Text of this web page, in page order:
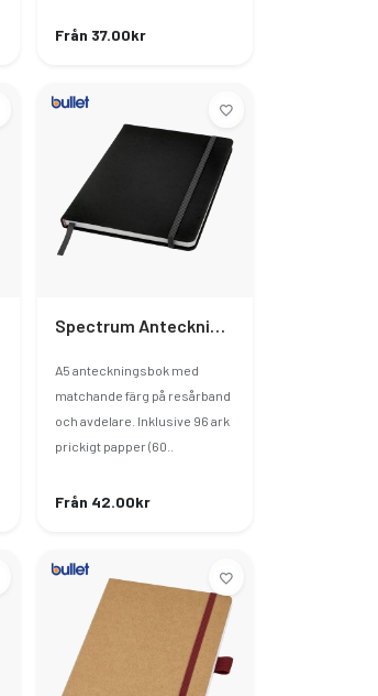
Från 37.00kr
Spectrum Anteckningsbok A5 Med Prickade Sidor
A5 anteckningsbok med
matchande färg på resårband
och avdelare. Inklusive 96 ark
prickigt papper (60..
Från 42.00kr